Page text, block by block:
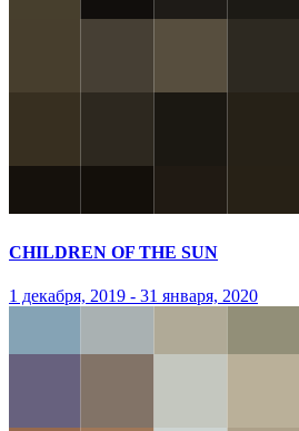
CHILDREN OF THE SUN
1 декабря, 2019 - 31 января, 2020